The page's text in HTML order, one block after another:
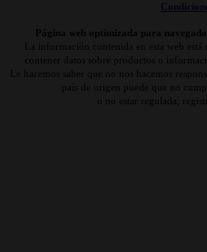
Página web optimizada para
La información contenida en esta web
contener datos sobre productos o
Le hacemos saber que no nos hacemos
país de origen puede que no
o no estar regulada,